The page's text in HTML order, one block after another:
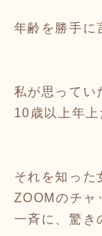
年齢を勝手に
私が思ってい
10歳以上年上
それを知った
ZOOMのチャ
一斉に、驚き